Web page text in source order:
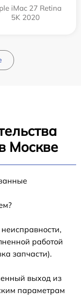
iMac 27 Retina
5K 2020
Москве
работой
запчасти).
выход из
параметрам